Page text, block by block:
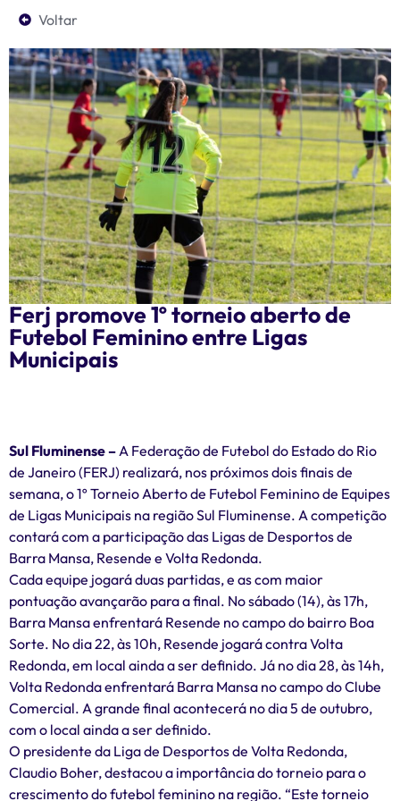
Voltar
Ferj promove 1º torneio aberto de
Futebol Feminino entre Ligas
Municipais
Sul Fluminense – A Federação de Futebol do Estado do Rio
de Janeiro (FERJ) realizará, nos próximos dois finais de
semana, o 1º Torneio Aberto de Futebol Feminino de Equipes
de Ligas Municipais na região Sul Fluminense. A competição
contará com a participação das Ligas de Desportos de
Barra Mansa, Resende e Volta Redonda.
Cada equipe jogará duas partidas, e as com maior
pontuação avançarão para a final. No sábado (14), às 17h,
Barra Mansa enfrentará Resende no campo do bairro Boa
Sorte. No dia 22, às 10h, Resende jogará contra Volta
Redonda, em local ainda a ser definido. Já no dia 28, às 14h,
Volta Redonda enfrentará Barra Mansa no campo do Clube
Comercial. A grande final acontecerá no dia 5 de outubro,
com o local ainda a ser definido.
O presidente da Liga de Desportos de Volta Redonda,
Claudio Boher, destacou a importância do torneio para o
crescimento do futebol feminino na região. “Este torneio